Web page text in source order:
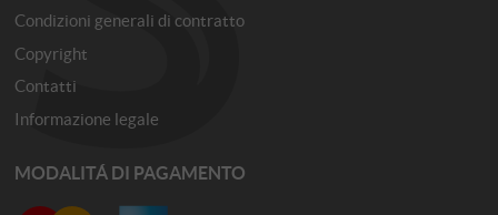
Condizioni generali di contratto
Copyright
Contatti
Informazione legale
MODALITÁ DI PAGAMENTO